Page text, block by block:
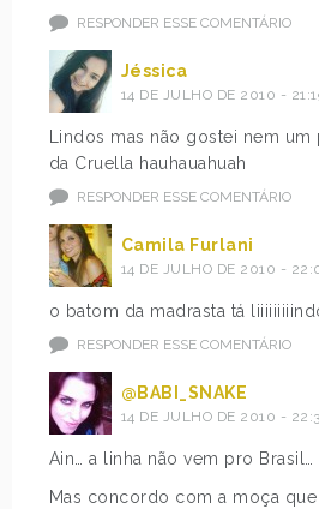
RESPONDER ESSE COMENTÁRIO
Jéssica
14 DE JULHO DE 2010 -
Lindos mas não gostei nem
da Cruella hauhauahuah
RESPONDER ESSE COMENTÁRIO
Camila Furlani
14 DE JULHO DE 2010 -
o batom da madrasta tá
RESPONDER ESSE COMENTÁRIO
@BABI_SNAKE
14 DE JULHO DE 2010 -
Ain… a linha não vem pro Brasil…
Mas concordo com a moça